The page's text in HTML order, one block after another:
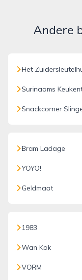
Andere
Het
Surinaams
Snackcorner
Bram Ladage
YOYO!
Geldmaat
1983
Wan Kok
VORM